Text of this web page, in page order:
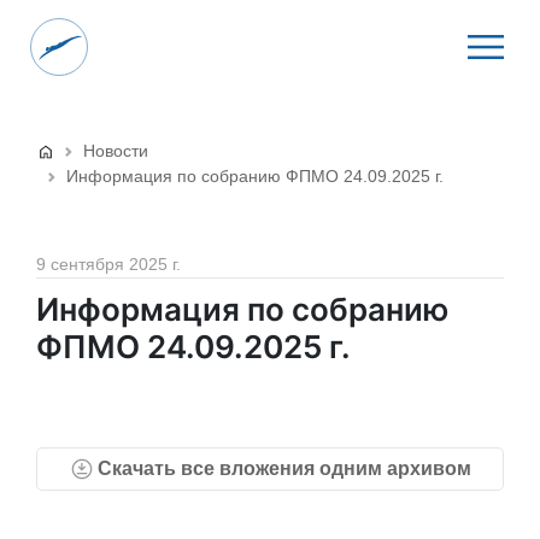
Новости
Информация по собранию ФПМО 24.09.2025 г.
9 сентября 2025 г.
Информация по собранию
ФПМО 24.09.2025 г.
Скачать все вложения одним архивом